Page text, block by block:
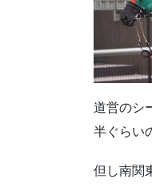
道営のシ
半ぐらい
但し南関